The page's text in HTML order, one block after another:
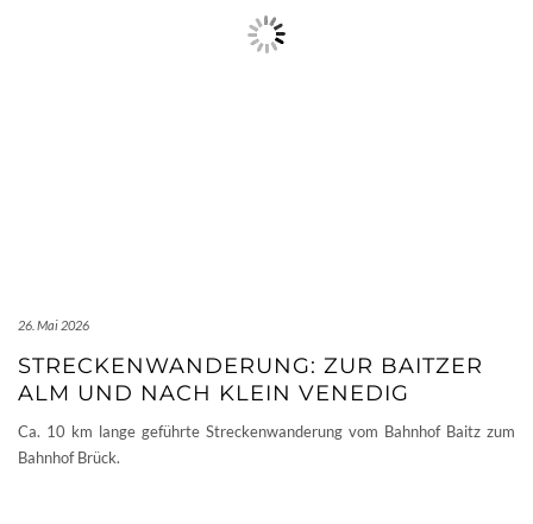
26. Mai 2026
STRECKENWANDERUNG: ZUR BAITZER
ALM UND NACH KLEIN VENEDIG
Ca. 10 km lange geführte Streckenwanderung vom Bahnhof Baitz zum
Bahnhof Brück.